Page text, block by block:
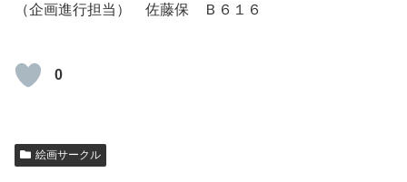
（企画進行担当） 佐藤保 Ｂ６１６
0
絵画サークル